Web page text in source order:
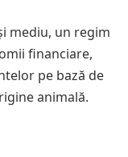
mediu, un regim
financiare,
pe bază de
animală.